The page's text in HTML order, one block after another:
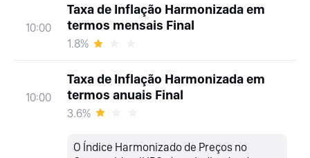
10:00
Taxa de Inflação Harmonizada em
termos mensais Final
1.8%
10:00
Taxa de Inflação Harmonizada em
termos anuais Final
3.6%
O Índice Harmonizado de Preços no